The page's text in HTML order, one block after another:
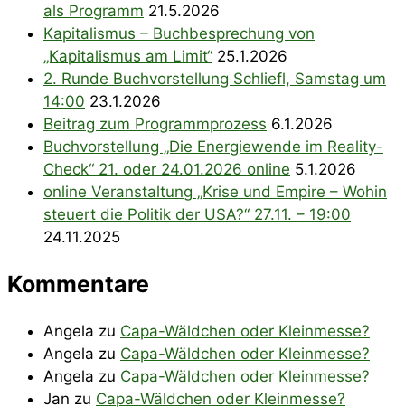
als Programm 21.5.2026
Kapitalismus – Buchbesprechung von
„Kapitalismus am Limit“ 25.1.2026
2. Runde Buchvorstellung Schliefl, Samstag um
14:00 23.1.2026
Beitrag zum Programmprozess 6.1.2026
Buchvorstellung „Die Energiewende im Reality-
Check“ 21. oder 24.01.2026 online 5.1.2026
online Veranstaltung „Krise und Empire – Wohin
steuert die Politik der USA?“ 27.11. – 19:00
24.11.2025
Kommentare
Angela zu Capa-Wäldchen oder Kleinmesse?
Angela zu Capa-Wäldchen oder Kleinmesse?
Angela zu Capa-Wäldchen oder Kleinmesse?
Jan zu Capa-Wäldchen oder Kleinmesse?